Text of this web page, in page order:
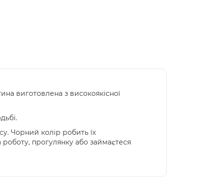
виготовлена з високоякісної
Чорний колір робить їх
прогулянку або займаєтеся